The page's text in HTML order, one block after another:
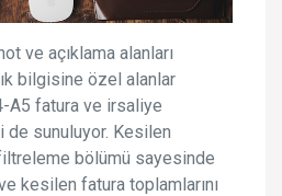
ve açıklama alanları
bilgisine özel alanlar
A5 fatura ve irsaliye
de sunuluyor. Kesilen
bölümü sayesinde
kesilen fatura toplamlarını